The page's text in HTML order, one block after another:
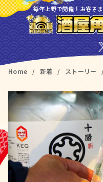
コ
ン
ツ
毎年上野で開催！お客さ
Home 新着 ストーリー